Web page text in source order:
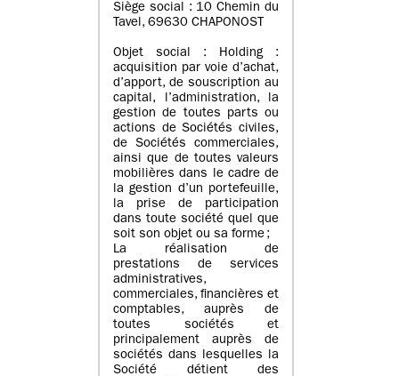
Siège social : 10 Chemin du
Tavel, 69630 CHAPONOST
Objet social : Holding :
acquisition par voie d’achat,
d’apport, de souscription au
capital, l’administration, la
gestion de toutes parts ou
actions de Sociétés civiles,
de Sociétés commerciales,
ainsi que de toutes valeurs
mobilières dans le cadre de
la gestion d’un portefeuille,
la prise de participation
dans toute société quel que
soit son objet ou sa forme ;
La réalisation de
prestations de services
administratives,
commerciales, financières et
comptables, auprès de
toutes sociétés et
principalement auprès de
sociétés dans lesquelles la
Société détient des